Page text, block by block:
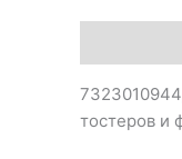
тостеров и